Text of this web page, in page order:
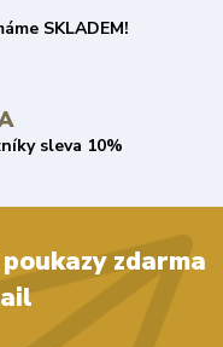
SKLADEM!
sleva 10%
zdarma